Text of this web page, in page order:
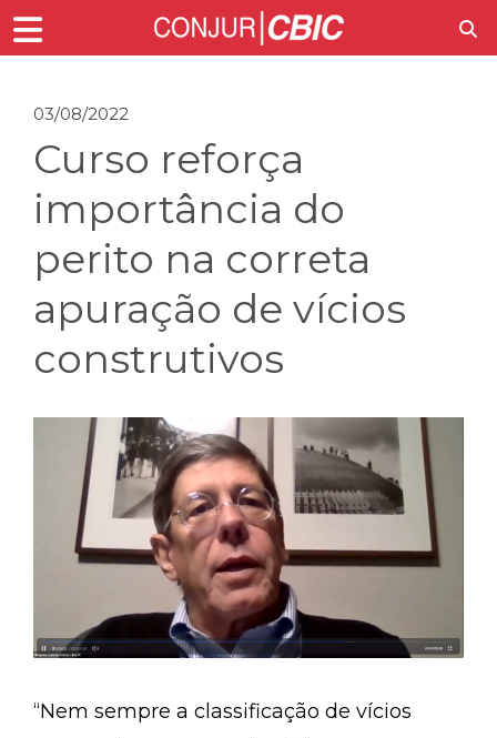
03/08/2022
Curso reforça
importância do
perito na correta
apuração de vícios
construtivos
“Nem sempre a classificação de vícios